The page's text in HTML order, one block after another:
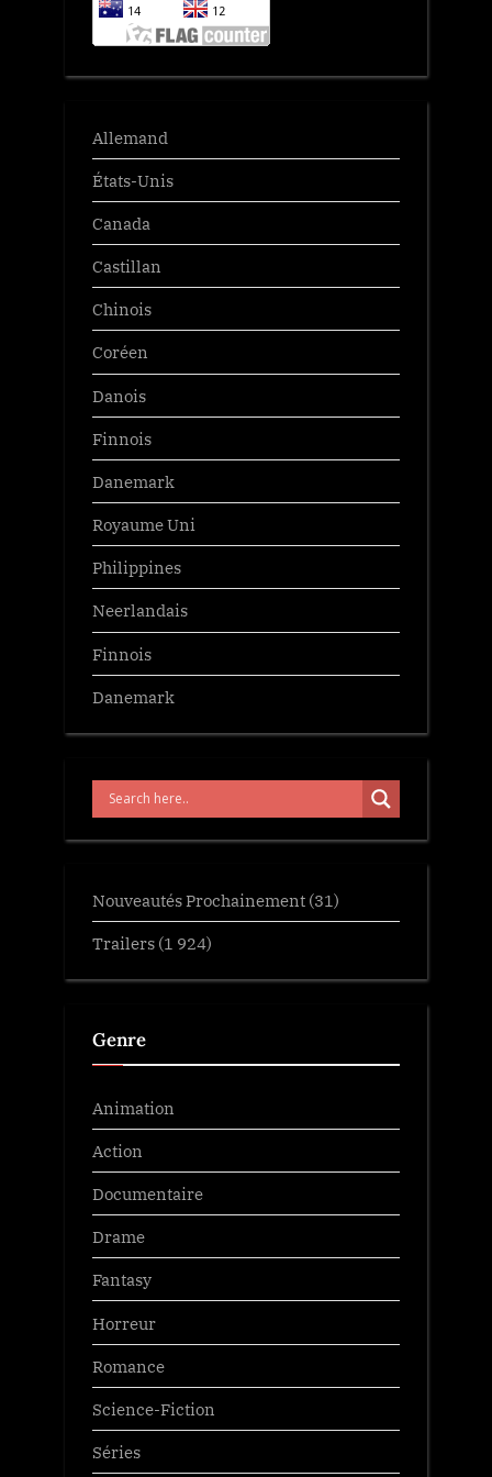
Allemand
États-Unis
Canada
Castillan
Chinois
Coréen
Danois
Finnois
Danemark
Royaume Uni
Philippines
Neerlandais
Finnois
Danemark
Nouveautés Prochainement (31)
Trailers (1 924)
Genre
Animation
Action
Documentaire
Drame
Fantasy
Horreur
Romance
Science-Fiction
Séries